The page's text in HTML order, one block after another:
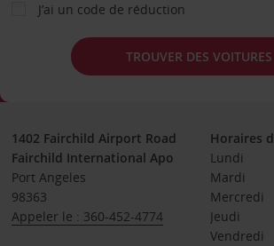
J’ai un code de réduction
TROUVER DES VOITURES
1402 Fairchild Airport Road
Fairchild International Apo
Port Angeles
98363
Appeler le : 360-452-4774
Horaires
Lundi
Mardi
Mercredi
Jeudi
Vendredi